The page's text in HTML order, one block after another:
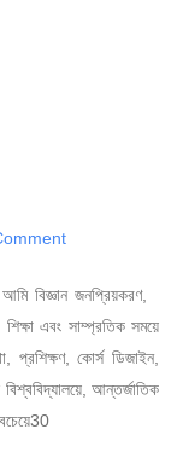
বিজ্ঞান জনপ্রিয়করণ,
এবং সাম্প্রতিক সময়ে
প্রশিক্ষণ, কোর্স ডিজাইন,
আন্তর্জাতিক